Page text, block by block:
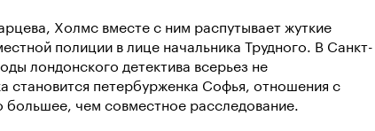
Холмс вместе с ним распутывает жуткие
полиции в лице начальника Трудного. В Санкт-
лондонского детектива всерьез не
петербурженка Софья, отношения с
чем совместное расследование.